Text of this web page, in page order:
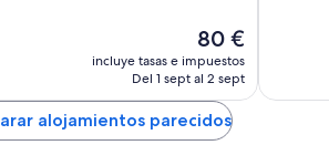
El
precio
actual
de
80 €
80 €
incluye tasas e impuestos
Del 1 sept al 2 sept
alojamientos parecidos